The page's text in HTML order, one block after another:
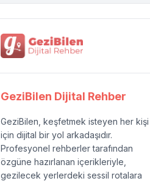
GeziBilen Dijital Rehber
GeziBilen, keşfetmek isteyen her kişi
için dijital bir yol arkadaşıdır.
Profesyonel rehberler tarafından
özgüne hazırlanan içerikleriyle,
gezilecek yerlerdeki sessil rotalara